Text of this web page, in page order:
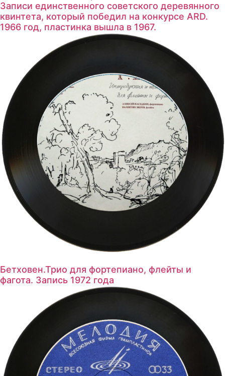
Записи единственного советского деревянного
квинтета, который победил на конкурсе ARD.
1966 год, пластинка вышла в 1967.
Бетховен.Трио для фортепиано, флейты и
фагота. Запись 1972 года